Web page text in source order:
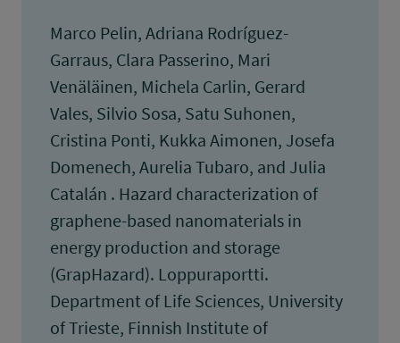
Marco Pelin, Adriana Rodríguez-
Garraus, Clara Passerino, Mari
Venäläinen, Michela Carlin, Gerard
Vales, Silvio Sosa, Satu Suhonen,
Cristina Ponti, Kukka Aimonen, Josefa
Domenech, Aurelia Tubaro, and Julia
Catalán . Hazard characterization of
graphene-based nanomaterials in
energy production and storage
(GrapHazard). Loppuraportti.
Department of Life Sciences, University
of Trieste, Finnish Institute of